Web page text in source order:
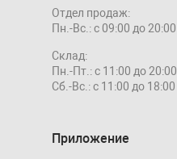
Отдел продаж:
Пн.-Вс.: с 09:00 до 20:00
Склад:
Пн.-Пт.: с 11:00 до 20:00
Сб.-Вс.: с 11:00 до 18:00
Приложение